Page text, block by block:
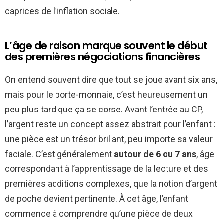
caprices de l’inflation sociale.
L’âge de raison marque souvent le début
des premières négociations financières
On entend souvent dire que tout se joue avant six ans,
mais pour le porte-monnaie, c’est heureusement un
peu plus tard que ça se corse. Avant l’entrée au CP,
l’argent reste un concept assez abstrait pour l’enfant :
une pièce est un trésor brillant, peu importe sa valeur
faciale. C’est généralement autour de 6 ou 7 ans, âge
correspondant à l’apprentissage de la lecture et des
premières additions complexes, que la notion d’argent
de poche devient pertinente. À cet âge, l’enfant
commence à comprendre qu’une pièce de deux